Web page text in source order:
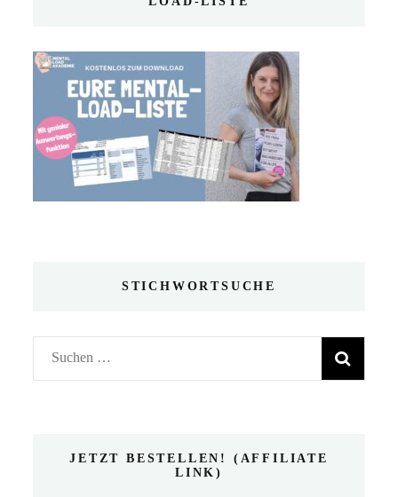
STICHWORTSUCHE
Suchen
nach:
JETZT BESTELLEN! (AFFILIATE
LINK)